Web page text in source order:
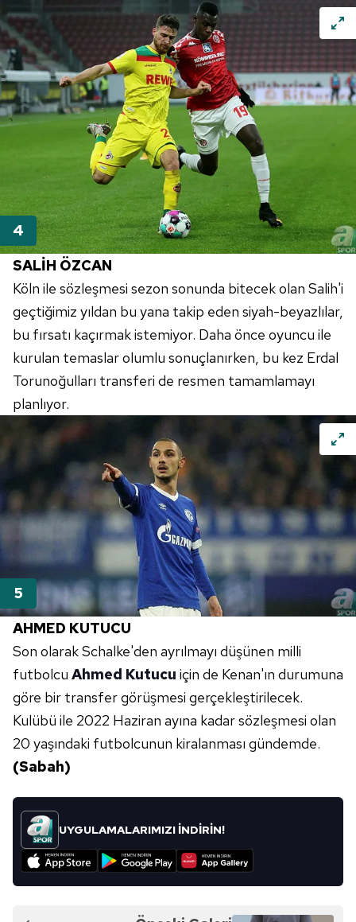
Çerezlere ilişkin tercihlerinizi aşağıda yer alan panel
vasıtasıyla belirleyebilirsiniz. Çerezlere ilişkin detaylı bilgi
için Ayarlar butonuna tıklayabilir,Çerez Bilgilendirme
Metnimiziziyaret edebilirsiniz.
6698 sayılı Kişisel Verilerin Korunması Kanunu uyarınca
hazırlanmış Aydınlatma Metnimizi okumak ve sitemizde
ilgili mevzuata uygun olarak kullanılan çerezlerle ilgili bilgi
almak için lütfentıklayınız .
SALİH ÖZCAN
Köln ile sözleşmesi sezon sonunda bitecek olan Salih'i
geçtiğimiz yıldan bu yana takip eden siyah-beyazlılar,
bu fırsatı kaçırmak istemiyor. Daha önce oyuncu ile
kurulan temaslar olumlu sonuçlanırken, bu kez Erdal
Torunoğulları transferi de resmen tamamlamayı
planlıyor.
AHMED KUTUCU
Son olarak Schalke'den ayrılmayı düşünen milli
futbolcu Ahmed Kutucu için de Kenan'ın durumuna
göre bir transfer görüşmesi gerçekleştirilecek.
Kulübü ile 2022 Haziran ayına kadar sözleşmesi olan
20 yaşındaki futbolcunun kiralanması gündemde.
(Sabah)
UYGULAMALARIMIZI İNDİRİN!